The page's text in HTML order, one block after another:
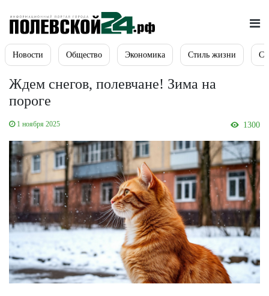
Новости Общество Экономика Стиль жизни
Ждем снегов, полевчане! Зима на
пороге
1 ноября 2025 1300